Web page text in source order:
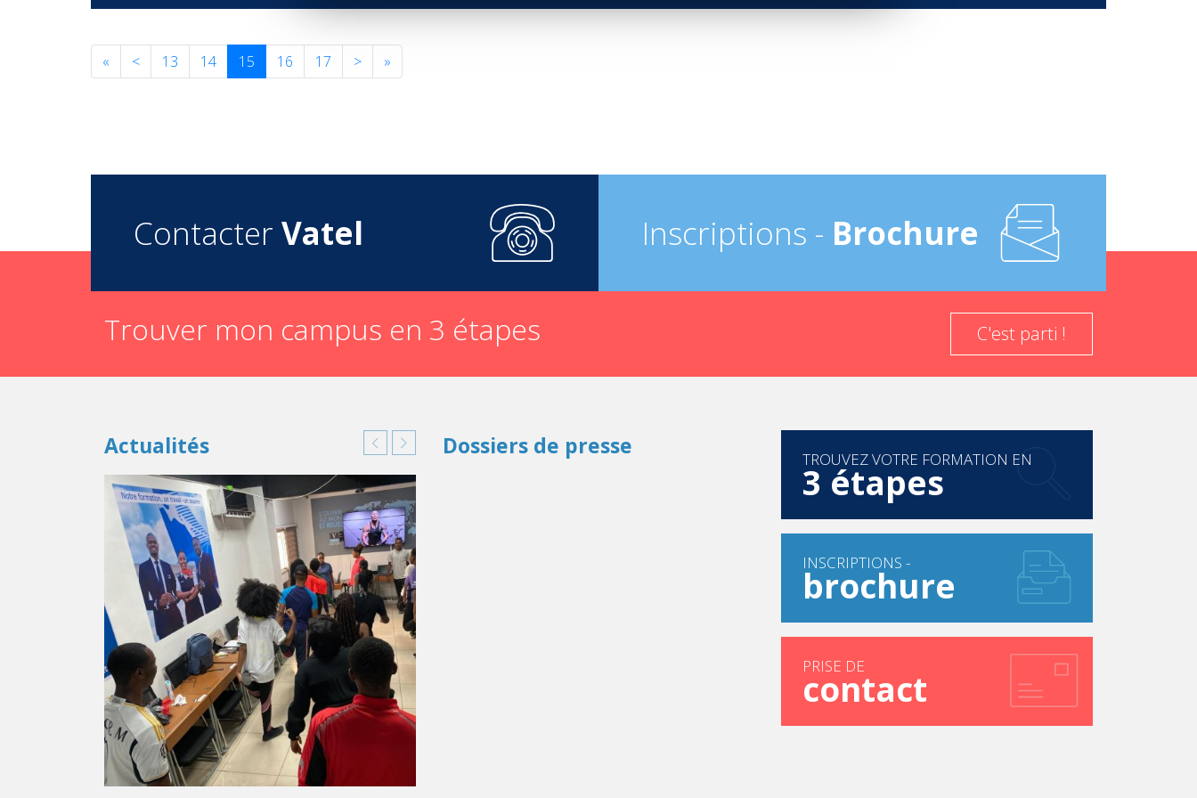
« < 13 14 15 16 17 > »
Contacter Vatel Inscriptions - Brochure
Trouver mon campus en 3 étapes C'est parti !
Actualités Dossiers de presse TROUVEZ VOTRE FORMATION EN
3 étapes
INSCRIPTIONS -
brochure
PRISE DE
contact